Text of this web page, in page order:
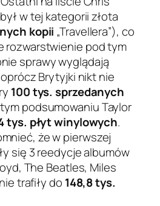
w tej kategorii złota
kopii „Travellera”), co
rozwarstwienie pod tym
sprawy wyglądają
Brytyjki nikt nie
100 tys. sprzedanych
podsumowaniu Taylor
tys. płyt winylowych.
że w pierwszej
się 3 reedycje albumów
The Beatles, Miles
trafiły do 148,8 tys.